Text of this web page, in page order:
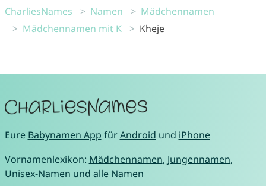
CharliesNames Namen
Mädchennamen
Mädchennamen mit K
Kheje
Eure Babynamen App fürAndroid und iPhone
Vornamenlexikon: Mädchennamen, Jungennamen,
Unisex-Namen und alle Namen